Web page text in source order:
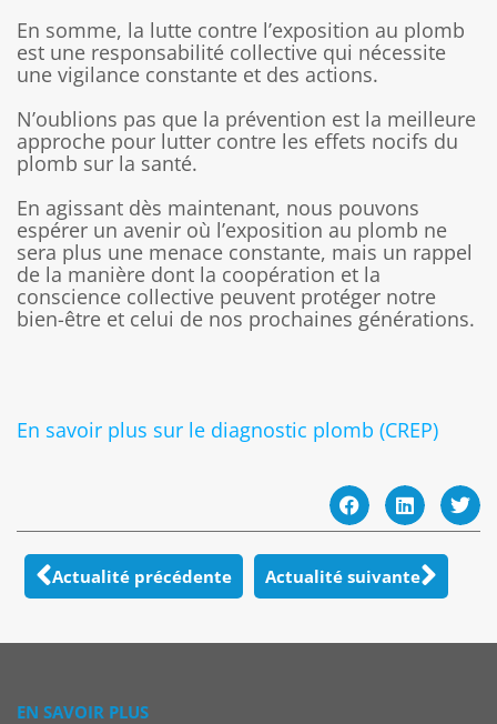
En somme, la lutte contre l’exposition au plomb
est une responsabilité collective qui nécessite
une vigilance constante et des actions.
N’oublions pas que la prévention est la meilleure
approche pour lutter contre les effets nocifs du
plomb sur la santé.
En agissant dès maintenant, nous pouvons
espérer un avenir où l’exposition au plomb ne
sera plus une menace constante, mais un rappel
de la manière dont la coopération et la
conscience collective peuvent protéger notre
bien-être et celui de nos prochaines générations.
En savoir plus sur le diagnostic plomb (CREP)
Actualité précédente Actualité suivante
EN SAVOIR PLUS